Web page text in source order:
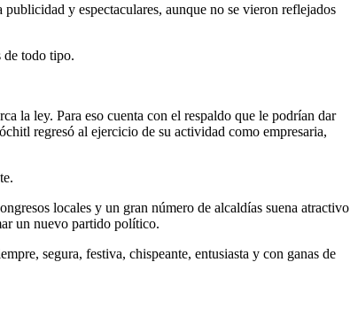
y espectaculares, aunque no se vieron reflejados
de todo tipo.
la ley. Para eso cuenta con el respaldo que le podrían dar
regresó al ejercicio de su actividad como empresaria,
locales y un gran número de alcaldías suena atractivo
un nuevo partido político.
segura, festiva, chispeante, entusiasta y con ganas de